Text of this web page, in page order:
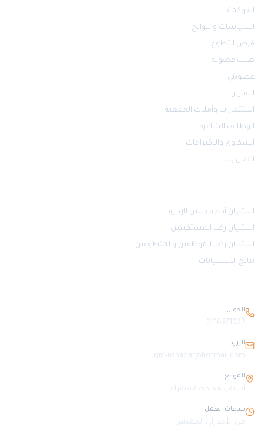
الحوكمة
السياسات واللوائح
فرص التطوع
طلب عضوية
عضويتي
التقارير
استثمارات وأملاك الجمعية
الوظائف الشاغرة
الشكاوى والاقتراحات
اتصل بنا
استبيان أداء مجلس الإدارة
استبيان رضا المستفيدين
استبيان رضا الموظفين والمتطوعين
نتائج الاستبيانات
الجوال
0116271022
البريد
gm-ushaqar@hotmail.com
الموقع
أشيقر، محافظة شقراء
ساعات العمل
من الأحد إلى الخميس